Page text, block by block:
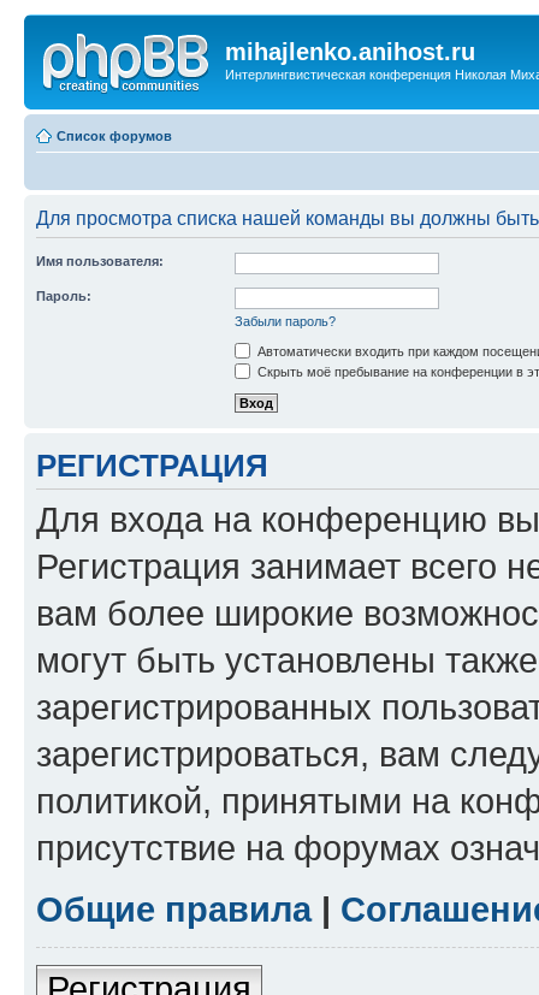
mihajlenko.anihost.ru
Интерлингвистическая конференция Николая
Список форумов
Для просмотра списка нашей команды вы должны
Имя пользователя:
Пароль:
Забыли пароль?
Автоматически входить при каждом
Скрыть моё пребывание на конференции в
РЕГИСТРАЦИЯ
Для входа на конференцию
Регистрация занимает всего
вам более широкие
могут быть установлены
зарегистрированных
зарегистрироваться, вам
политикой, принятыми на
присутствие на форумах
Общие правила|